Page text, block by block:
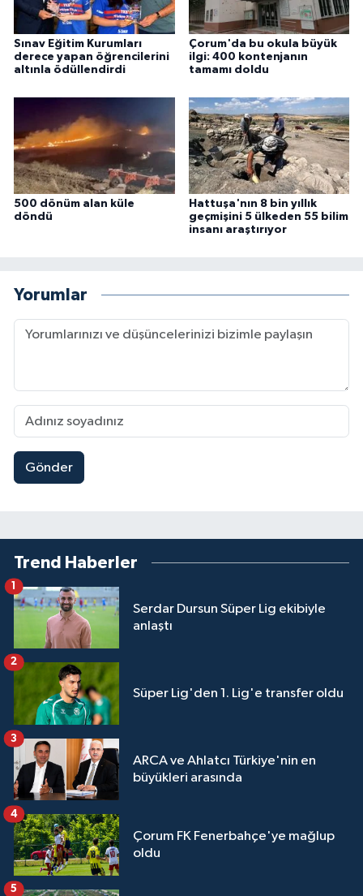
Sınav Eğitim Kurumları
derece yapan öğrencilerini
altınla ödüllendirdi
Çorum'da bu okula büyük
ilgi: 400 kontenjanın
tamamı doldu
500 dönüm alan küle
döndü
Hattuşa'nın 8 bin yıllık
geçmişini 5 ülkeden 55 bilim
insanı araştırıyor
Yorumlar
Gönder
Trend Haberler
Serdar Dursun Süper Lig ekibiyle
anlaştı
1
Süper Lig'den 1. Lig'e transfer oldu
2
ARCA ve Ahlatcı Türkiye'nin en
büyükleri arasında
3
Çorum FK Fenerbahçe'ye mağlup
oldu
4
5